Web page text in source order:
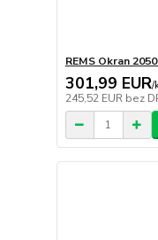
REMS Okran
301,99 EUR/
245,52 EUR bez